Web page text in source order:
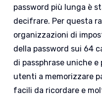
password più lunga è
decifrare. Per questa
organizzazioni di
della password sui 64
di passphrase uniche
utenti a memorizzare
facili da ricordare e